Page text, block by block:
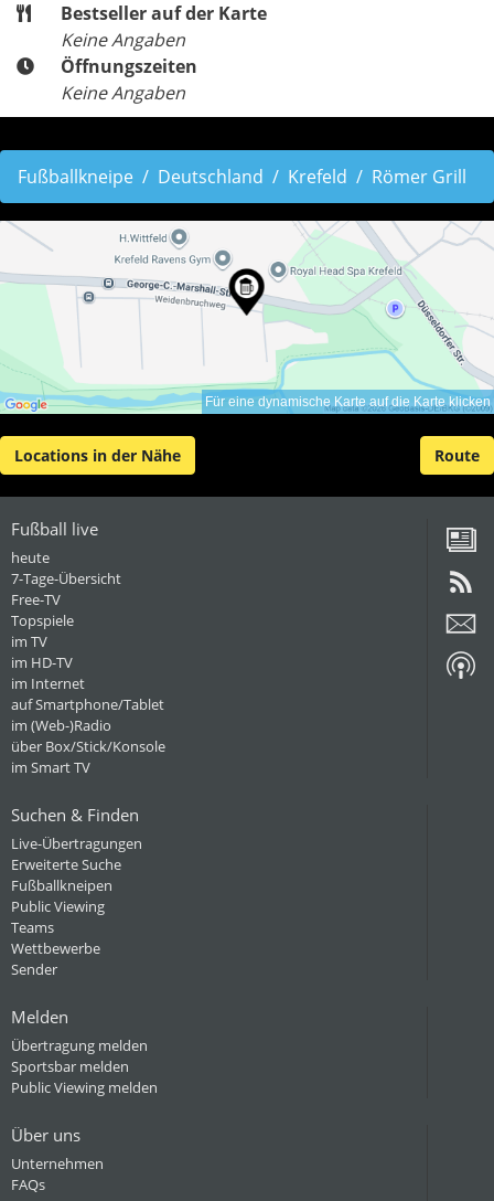
Bestseller auf der Karte
Keine Angaben
Öffnungszeiten
Keine Angaben
Fußballkneipe Deutschland Krefeld Römer Grill
Für eine dynamische Karte auf die Karte klicken
Locations in der Nähe Route
Fußball live
heute
7-Tage-Übersicht
Free-TV
Topspiele
im TV
im HD-TV
im Internet
auf Smartphone/Tablet
im (Web-)Radio
über Box/Stick/Konsole
im Smart TV
Suchen & Finden
Live-Übertragungen
Erweiterte Suche
Fußballkneipen
Public Viewing
Teams
Wettbewerbe
Sender
Melden
Übertragung melden
Sportsbar melden
Public Viewing melden
Über uns
Unternehmen
FAQs